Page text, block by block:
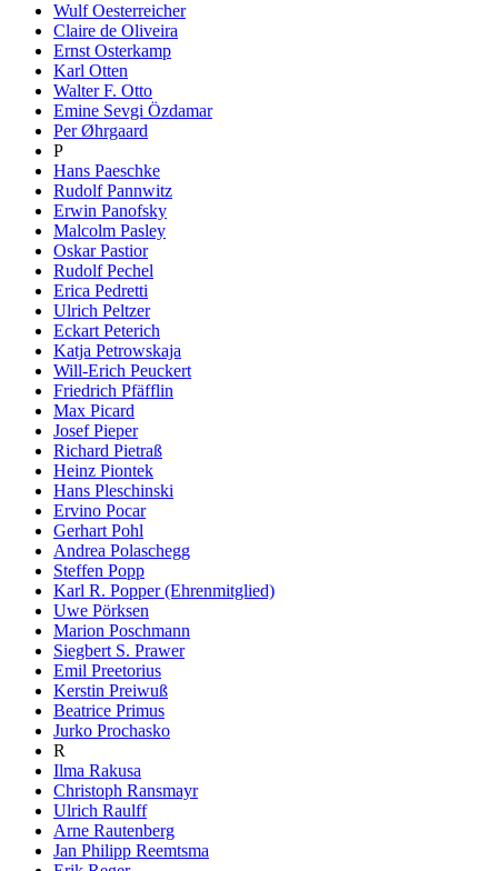
Wulf Oesterreicher
Claire de Oliveira
Ernst Osterkamp
Karl Otten
Walter F. Otto
Emine Sevgi Özdamar
Per Øhrgaard
P
Hans Paeschke
Rudolf Pannwitz
Erwin Panofsky
Malcolm Pasley
Oskar Pastior
Rudolf Pechel
Erica Pedretti
Ulrich Peltzer
Eckart Peterich
Katja Petrowskaja
Will-Erich Peuckert
Friedrich Pfäfflin
Max Picard
Josef Pieper
Richard Pietraß
Heinz Piontek
Hans Pleschinski
Ervino Pocar
Gerhart Pohl
Andrea Polaschegg
Steffen Popp
Karl R. Popper (Ehrenmitglied)
Uwe Pörksen
Marion Poschmann
Siegbert S. Prawer
Emil Preetorius
Kerstin Preiwuß
Beatrice Primus
Jurko Prochasko
R
Ilma Rakusa
Christoph Ransmayr
Ulrich Raulff
Arne Rautenberg
Jan Philipp Reemtsma